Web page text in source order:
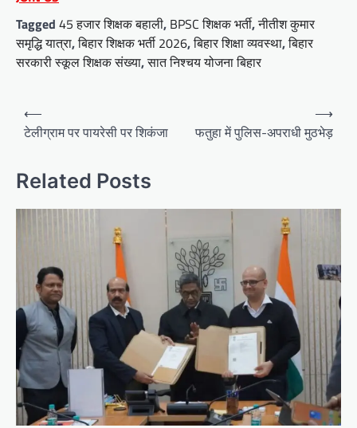
Tagged 45 हजार शिक्षक बहाली, BPSC शिक्षक भर्ती,नीतीश कुमार
समृद्धि यात्रा,बिहार शिक्षक भर्ती 2026,बिहार शिक्षा व्यवस्था,बिहार
सरकारी स्कूल शिक्षक संख्या,सात निश्चय योजना बिहार
Post
navigation
⟵
टेलीग्राम पर पायरेसी पर शिकंजा
फतुहा में पुलिस-अपराधी मुठभेड़
⟶
Related Posts